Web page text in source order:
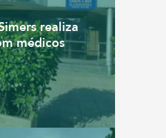
realiza
médicos